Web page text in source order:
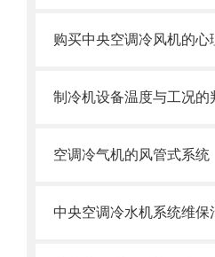
购买中央空调冷风机的心
制冷机设备温度与工况的
空调冷气机的风管式系统
中央空调冷水机系统维保